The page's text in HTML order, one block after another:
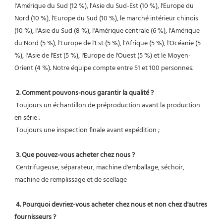
l'Amérique du Sud (12 %), l'Asie du Sud-Est (10 %), l'Europe du
Nord (10 %), l'Europe du Sud (10 %), le marché intérieur chinois
(10 %), l'Asie du Sud (8 %), l'Amérique centrale (6 %), l'Amérique
du Nord (5 %), l'Europe de l'Est (5 %), l'Afrique (5 %), l'Océanie (5
%), l'Asie de l'Est (5 %), l'Europe de l'Ouest (5 %) et le Moyen-
Orient (4 %). Notre équipe compte entre 51 et 100 personnes.
2. Comment pouvons-nous garantir la qualité ?
en série ;
Toujours une inspection finale avant expédition ;
3. Que pouvez-vous acheter chez nous ?
machine de remplissage et de scellage
4. Pourquoi devriez-vous acheter chez nous et non chez d'autres
fournisseurs ?